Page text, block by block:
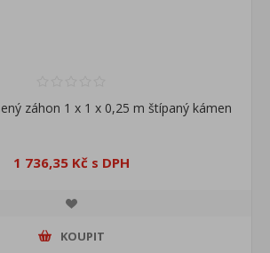
záhon 1 x 1 x 0,25 m štípaný kámen
1 736,35 Kč s DPH
KOUPIT